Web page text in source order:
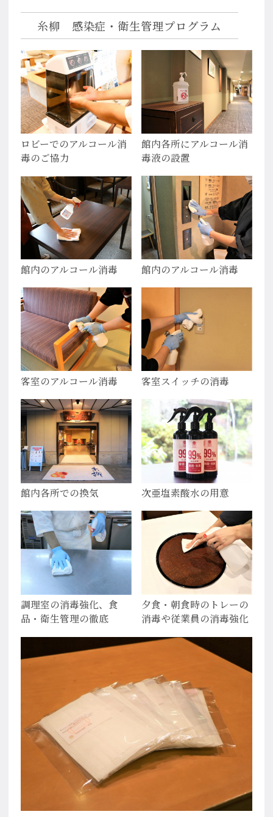
糸柳 感染症・衛生管理プログラム
ロビーでのアルコール消
毒のご協力
館内各所にアルコール消
毒液の設置
館内のアルコール消毒 館内のアルコール消毒
客室のアルコール消毒 客室スイッチの消毒
館内各所での換気 次亜塩素酸水の用意
調理室の消毒強化、食
品・衛生管理の徹底
夕食・朝食時のトレーの
消毒や従業員の消毒強化